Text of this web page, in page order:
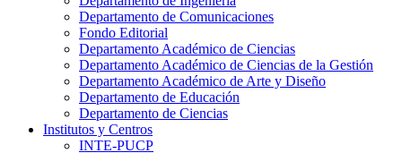
Departamento de Comunicaciones
Fondo Editorial
Departamento Académico de Ciencias
Departamento Académico de Ciencias de la Gestión
Departamento Académico de Arte y Diseño
Departamento de Educación
Departamento de Ciencias
Institutos y Centros
INTE-PUCP